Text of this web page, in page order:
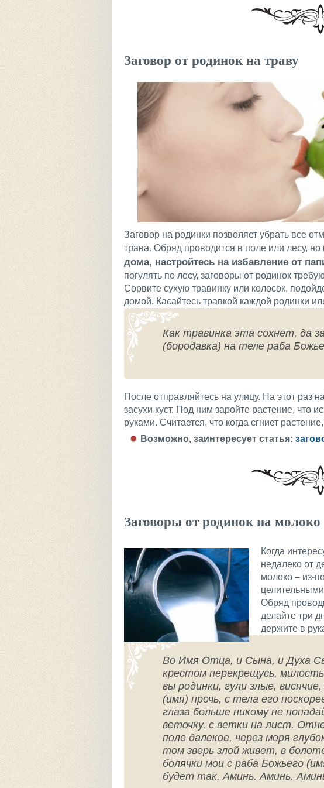
Заговор от родинок на траву
Заговор на родинки позволяет убрать все
трава. Обряд проводится в поле или лесу, но
дома, настройтесь на избавление от
погулять по лесу, заговоры от родинок
Сорвите сухую травинку или колосок,
домой. Касайтесь травкой каждой родинки
Как травинка эта сохнет, да
(бородавка) на теле раба
После отправляйтесь на улицу. На этот раз
засухи куст. Под ним заройте растение, что
руками. Считается, что когда сгниет
Возможно, заинтересует статья:
Заговоры от родинок на молоко
Когда
недалеко от
молоко – из-
Обряд
делайте три
держите в
Во Имя Отца, и Сына, и Духа
крестом перекрещусь,
вы родинки, гули злые,
(имя) прочь, с тела его
глаза больше никому не
веточку, с ветки на лист.
поле далекое, через моря
том зверь злой живет, в
болячки мои с раба Божьего
будет так. Аминь. Аминь.